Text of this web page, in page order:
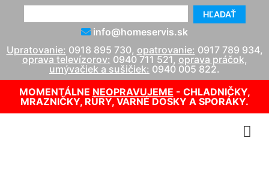
HĽADAŤ
info@homeservis.sk
Upratovanie: 0918 895 730, opatrovanie: 0917 789 934,
oprava televízorov: 0940 711 521, oprava práčok,
umývačiek a sušičiek: 0940 005 822.
MOMENTÁLNE NEOPRAVUJEME - CHLADNIČKY,
MRAZNIČKY, RÚRY, VARNÉ DOSKY A SPORÁKY.